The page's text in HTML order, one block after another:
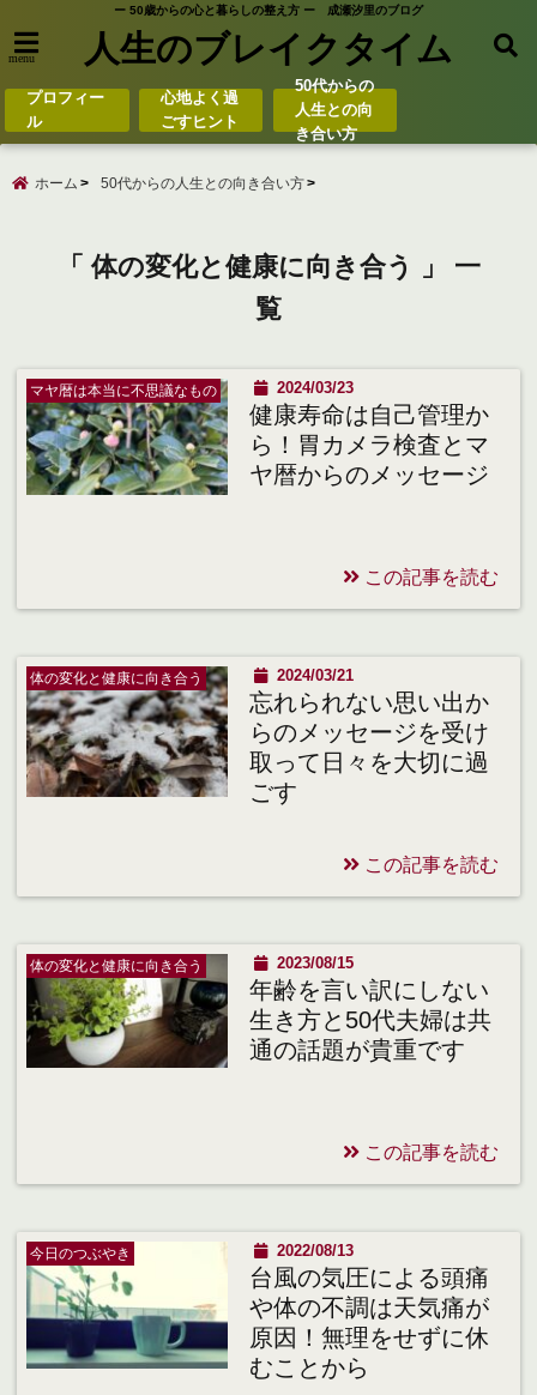
ー 50歳からの心と暮らしの整え方 ー 成瀬汐里のブログ
menu 人生のブレイクタイム
プロフィー
ル
心地よく過
ごすヒント
50代からの
人生との向
き合い方
ホーム 50代からの人生との向き合い方
「 体の変化と健康に向き合う 」 一
覧
マヤ暦は本当に不思議なもの 2024/03/23
健康寿命は自己管理か
ら！胃カメラ検査とマ
ヤ暦からのメッセージ
この記事を読む
体の変化と健康に向き合う 2024/03/21
忘れられない思い出か
らのメッセージを受け
取って日々を大切に過
ごす
この記事を読む
体の変化と健康に向き合う 2023/08/15
年齢を言い訳にしない
生き方と50代夫婦は共
通の話題が貴重です
この記事を読む
今日のつぶやき 2022/08/13
台風の気圧による頭痛
や体の不調は天気痛が
原因！無理をせずに休
むことから